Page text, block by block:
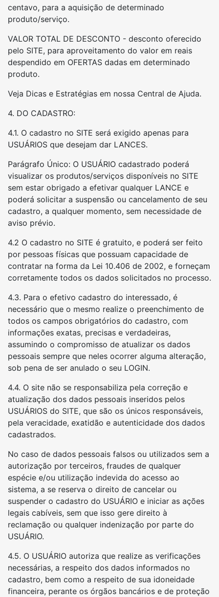
centavo, para a aquisição de determinado
produto/serviço.
VALOR TOTAL DE DESCONTO - desconto oferecido
pelo SITE, para aproveitamento do valor em reais
despendido em OFERTAS dadas em determinado
produto.
Veja Dicas e Estratégias em nossa Central de Ajuda.
4. DO CADASTRO:
4.1. O cadastro no SITE será exigido apenas para
USUÁRIOS que desejam dar LANCES.
Parágrafo Único: O USUÁRIO cadastrado poderá
visualizar os produtos/serviços disponíveis no SITE
sem estar obrigado a efetivar qualquer LANCE e
poderá solicitar a suspensão ou cancelamento de seu
cadastro, a qualquer momento, sem necessidade de
aviso prévio.
4.2 O cadastro no SITE é gratuito, e poderá ser feito
por pessoas físicas que possuam capacidade de
contratar na forma da Lei 10.406 de 2002, e forneçam
corretamente todos os dados solicitados no processo.
4.3. Para o efetivo cadastro do interessado, é
necessário que o mesmo realize o preenchimento de
todos os campos obrigatórios do cadastro, com
informações exatas, precisas e verdadeiras,
assumindo o compromisso de atualizar os dados
pessoais sempre que neles ocorrer alguma alteração,
sob pena de ser anulado o seu LOGIN.
4.4. O site não se responsabiliza pela correção e
atualização dos dados pessoais inseridos pelos
USUÁRIOS do SITE, que são os únicos responsáveis,
pela veracidade, exatidão e autenticidade dos dados
cadastrados.
No caso de dados pessoais falsos ou utilizados sem a
autorização por terceiros, fraudes de qualquer
espécie e/ou utilização indevida do acesso ao
sistema, a se reserva o direito de cancelar ou
suspender o cadastro do USUÁRIO e iniciar as ações
legais cabíveis, sem que isso gere direito à
reclamação ou qualquer indenização por parte do
USUÁRIO.
4.5. O USUÁRIO autoriza que realize as verificações
necessárias, a respeito dos dados informados no
cadastro, bem como a respeito de sua idoneidade
financeira, perante os órgãos bancários e de proteção